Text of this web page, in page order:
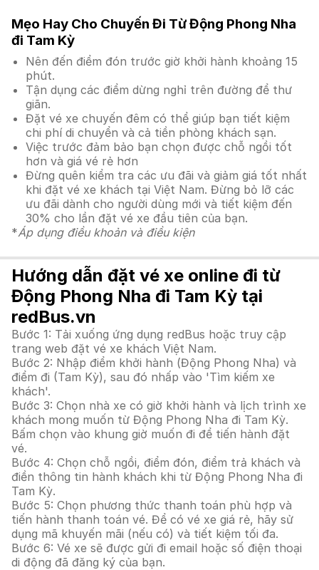
Mẹo Hay Cho Chuyến Đi Từ Động Phong Nha
đi Tam Kỳ
Nên đến điểm đón trước giờ khởi hành khoảng 15
phút.
Tận dụng các điểm dừng nghỉ trên đường để thư
giãn.
Đặt vé xe chuyến đêm có thể giúp bạn tiết kiệm
chi phí di chuyển và cả tiền phòng khách sạn.
Việc trước đảm bảo bạn chọn được chỗ ngồi tốt
hơn và giá vé rẻ hơn
Đừng quên kiểm tra các ưu đãi và giảm giá tốt nhất
khi đặt vé xe khách tại Việt Nam. Đừng bỏ lỡ các
ưu đãi dành cho người dùng mới và tiết kiệm đến
30% cho lần đặt vé xe đầu tiên của bạn.
*Áp dụng điều khoản và điều kiện
Hướng dẫn đặt vé xe online đi từ
Động Phong Nha đi Tam Kỳ tại
redBus.vn
Bước 1: Tải xuống ứng dụng redBus hoặc truy cập
trang web đặt vé xe khách Việt Nam.
Bước 2: Nhập điểm khởi hành (Động Phong Nha) và
điểm đi (Tam Kỳ), sau đó nhấp vào 'Tìm kiếm xe
khách'.
Bước 3: Chọn nhà xe có giờ khởi hành và lịch trình xe
khách mong muốn từ Động Phong Nha đi Tam Kỳ.
Bấm chọn vào khung giờ muốn đi để tiến hành đặt
vé.
Bước 4: Chọn chỗ ngồi, điểm đón, điểm trả khách và
điền thông tin hành khách khi từ Động Phong Nha đi
Tam Kỳ.
Bước 5: Chọn phương thức thanh toán phù hợp và
tiến hành thanh toán vé. Để có vé xe giá rẻ, hãy sử
dụng mã khuyến mãi (nếu có) và tiết kiệm tối đa.
Bước 6: Vé xe sẽ được gửi đi email hoặc số điện thoại
di động đã đăng ký của bạn.